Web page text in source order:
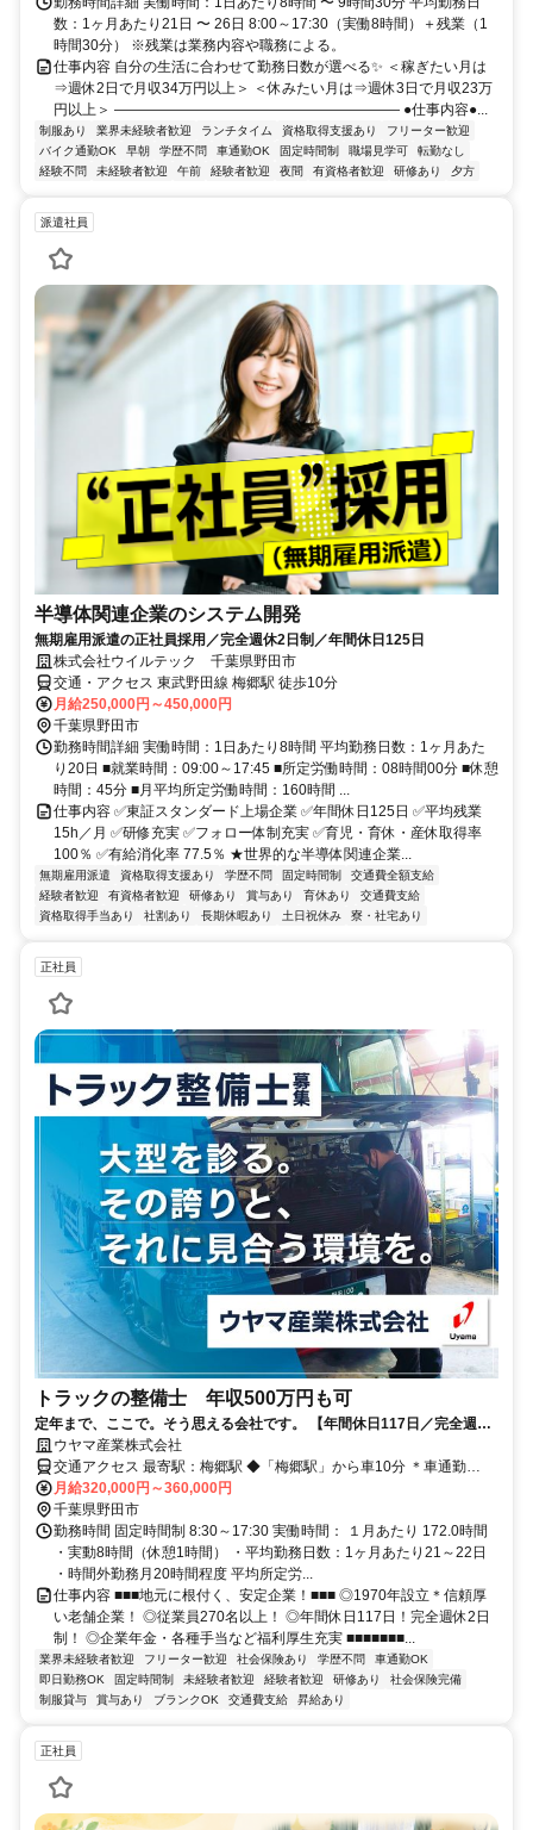
数：1ヶ月あたり21日 〜 26日 8:00～17:30（実働8時間）＋残業（1
時間30分） ※残業は業務内容や職務による。
仕事内容 自分の生活に合わせて勤務日数が選べる✨ ＜稼ぎたい⽉は
⇒週休2⽇で⽉収34万円以上＞ ＜休みたい月は⇒週休3日で月収23万
円以上＞ ―――――――――――――――――――― ●仕事内容●...
制服あり 業界未経験者歓迎 ランチタイム 資格取得支援あり
フリーター歓迎
バイク通勤OK
早朝 学歴不問 車通勤OK 固定時間制 職場見学可
転勤なし
経験不問
未経験者歓迎 午前 経験者歓迎 夜間 有資格者歓迎 研修あり 夕方
派遣社員
半導体関連企業のシステム開発
無期雇用派遣の正社員採用／完全週休2日制／年間休日125日
株式会社ウイルテック 千葉県野田市
交通・アクセス 東武野田線 梅郷駅 徒歩10分
月給250,000円～450,000円
千葉県野田市
勤務時間詳細 実働時間：1日あたり8時間 平均勤務日数：1ヶ月あた
り20日 ■就業時間：09:00～17:45 ■所定労働時間：08時間00分 ■休憩
時間：45分 ■月平均所定労働時間：160時間 ...
仕事内容 ✅東証スタンダード上場企業 ✅年間休日125日 ✅平均残業
15h／月 ✅研修充実 ✅フォロー体制充実 ✅育児・育休・産休取得率
100％ ✅有給消化率 77.5％ ★世界的な半導体関連企業...
無期雇用派遣 資格取得支援あり 学歴不問 固定時間制
交通費全額支給
経験者歓迎
有資格者歓迎 研修あり 賞与あり 育休あり
交通費支給
資格取得手当あり
社割あり 長期休暇あり 土日祝休み 寮・社宅あり
正社員
トラックの整備士 年収500万円も可
定年まで、ここで。そう思える会社です。 【年間休日117日／完全週休
二日制／平均勤続年数9年3ヶ月】
ウヤマ産業株式会社
交通アクセス 最寄駅：梅郷駅 ◆「梅郷駅」から車10分 ＊車通勤
OK！バイク・マイカーOK ＊無料駐車場完備 ＊転勤なし
月給320,000円～360,000円
千葉県野田市
勤務時間 固定時間制 8:30～17:30 実働時間： １月あたり 172.0時間
・実動8時間（休憩1時間） ・平均勤務日数：1ヶ月あたり21～22日
・時間外勤務月20時間程度 平均所定労...
仕事内容 ■■■地元に根付く、安定企業！■■■ ◎1970年設立＊信頼厚
い老舗企業！ ◎従業員270名以上！ ◎年間休日117日！完全週休2日
制！ ◎企業年金・各種手当など福利厚生充実 ■■■■■■■...
業界未経験者歓迎 フリーター歓迎 社会保険あり 学歴不問
車通勤OK
即日勤務OK
固定時間制 未経験者歓迎 経験者歓迎 研修あり
社会保険完備
制服貸与
賞与あり ブランクOK 交通費支給 昇給あり
正社員